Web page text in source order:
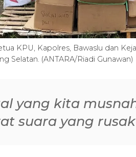
KPU, Kapolres, Bawaslu dan
Selatan. (ANTARA/Riadi Gunawan)
yang kita
suara yang